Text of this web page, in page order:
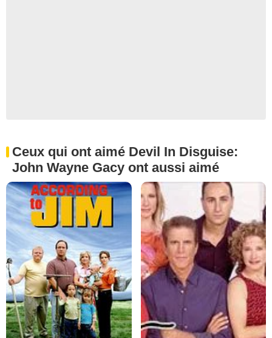
Ceux qui ont aimé Devil In Disguise:
John Wayne Gacy ont aussi aimé